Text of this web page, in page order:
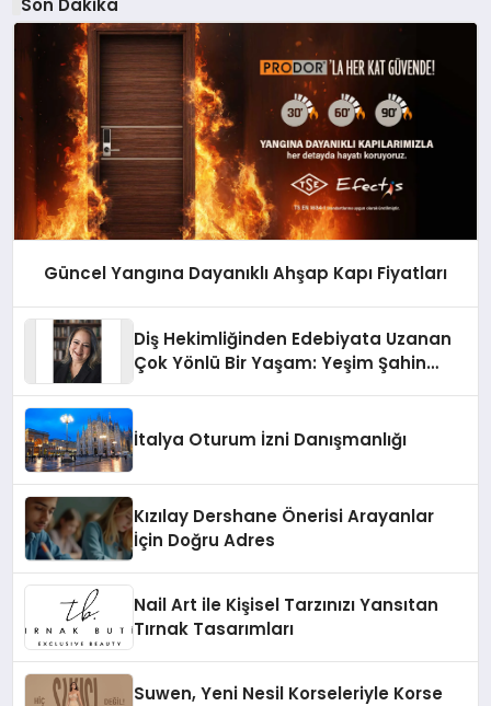
Güncel Yangına Dayanıklı Ahşap Kapı Fiyatları
Diş Hekimliğinden Edebiyata Uzanan
Çok Yönlü Bir Yaşam: Yeşim Şahin
İtalya Oturum İzni Danışmanlığı
Kızılay Dershane Önerisi Arayanlar
İçin Doğru Adres
Nail Art ile Kişisel Tarzınızı Yansıtan
Tırnak Tasarımları
Suwen, Yeni Nesil Korseleriyle Korse